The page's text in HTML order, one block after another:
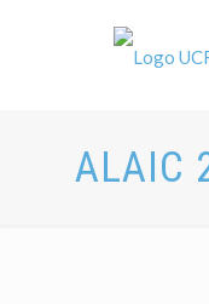
ALAIC